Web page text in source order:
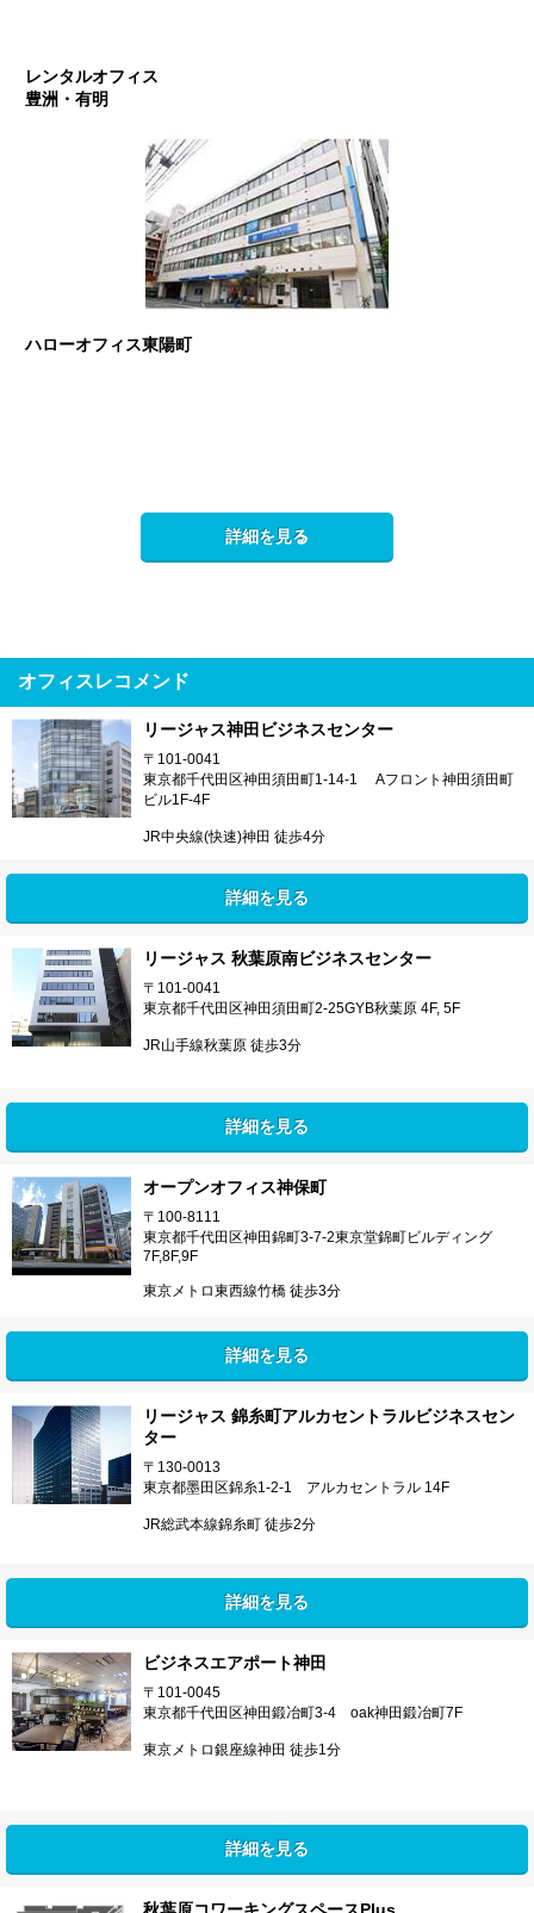
レンタルオフィス
豊洲・有明
ハローオフィス東陽町
詳細を見る
オフィスレコメンド
リージャス神田ビジネスセンター
〒101-0041
東京都千代田区神田須田町1-14-1 Aフロント神田須田町
ビル1F-4F
JR中央線(快速)神田 徒歩4分
詳細を見る
リージャス 秋葉原南ビジネスセンター
〒101-0041
東京都千代田区神田須田町2-25GYB秋葉原 4F, 5F
JR山手線秋葉原 徒歩3分
詳細を見る
オープンオフィス神保町
〒100-8111
東京都千代田区神田錦町3-7-2東京堂錦町ビルディング
7F,8F,9F
東京メトロ東西線竹橋 徒歩3分
詳細を見る
リージャス 錦糸町アルカセントラルビジネスセン
ター
〒130-0013
東京都墨田区錦糸1-2-1 アルカセントラル 14F
JR総武本線錦糸町 徒歩2分
詳細を見る
ビジネスエアポート神田
〒101-0045
東京都千代田区神田鍛冶町3-4 oak神田鍛冶町7F
東京メトロ銀座線神田 徒歩1分
詳細を見る